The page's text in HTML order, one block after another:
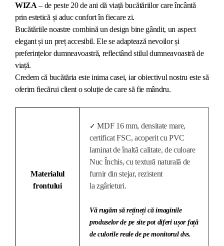
WIZA – de peste 20 de ani dă viață bucătăriilor care încântă
prin estetică și aduc confort în fiecare zi.
Bucătăriile noastre combină un design bine gândit, un aspect
elegant și un preț accesibil. Ele se adaptează nevoilor și
preferințelor dumneavoastră, reflectând stilul dumneavoastră de
viață.
Credem că bucătăria este inima casei, iar obiectivul nostru este să
oferim fiecărui client o soluție de care să fie mândru.
Materialul
frontului
✓ MDF 16 mm, densitate mare,
certificat FSC, acoperit cu PVC
laminat de înaltă calitate, de culoare
Nuc Închis, cu textură naturală de
furnir din stejar, rezistent
la zgârieturi.
Vă rugăm să rețineți că imaginile
produselor de pe site pot diferi ușor față
de culorile reale de pe monitorul dvs.